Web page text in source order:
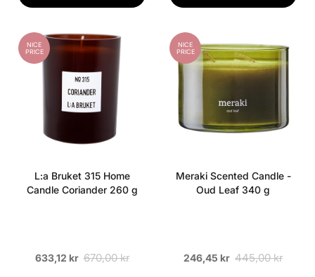
NICE
PRICE
L:a Bruket 315 Home
Candle Coriander 260 g
633,12 kr 670,00 kr
NICE
PRICE
Meraki Scented Candle -
Oud Leaf 340 g
246,45 kr 445,00 kr